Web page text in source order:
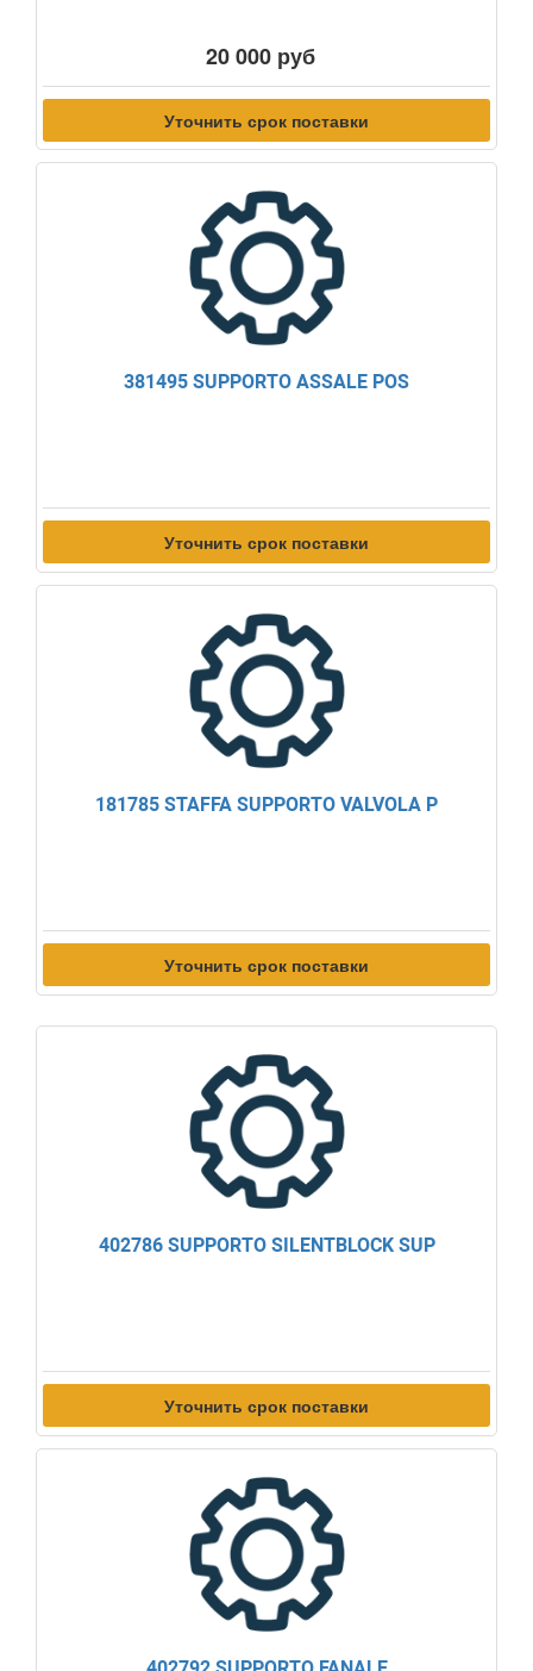
20 000 руб
Уточнить срок поставки
381495 SUPPORTO ASSALE POS
Уточнить срок поставки
181785 STAFFA SUPPORTO VALVOLA P
Уточнить срок поставки
402786 SUPPORTO SILENTBLOCK SUP
Уточнить срок поставки